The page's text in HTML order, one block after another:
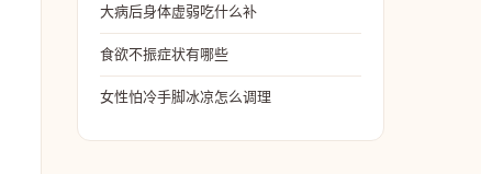
大病后身体虚弱吃什么补
食欲不振症状有哪些
女性怕冷手脚冰凉怎么调理